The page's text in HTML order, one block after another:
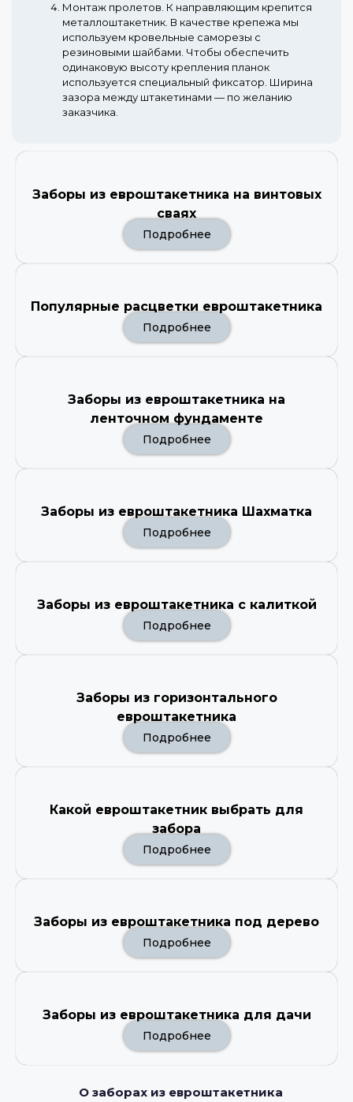
Монтаж пролетов. К направляющим крепится
металлоштакетник. В качестве крепежа мы
используем кровельные саморезы с
резиновыми шайбами. Чтобы обеспечить
одинаковую высоту крепления планок
используется специальный фиксатор. Ширина
зазора между штакетинами — по желанию
заказчика.
Заборы из евроштакетника на винтовых
сваях
Подробнее
Популярные расцветки евроштакетника
Подробнее
Заборы из евроштакетника на
ленточном фундаменте
Подробнее
Заборы из евроштакетника Шахматка
Подробнее
Заборы из евроштакетника с калиткой
Подробнее
Заборы из горизонтального
евроштакетника
Подробнее
Какой евроштакетник выбрать для
забора
Подробнее
Заборы из евроштакетника под дерево
Подробнее
Заборы из евроштакетника для дачи
Подробнее
О заборах из евроштакетника